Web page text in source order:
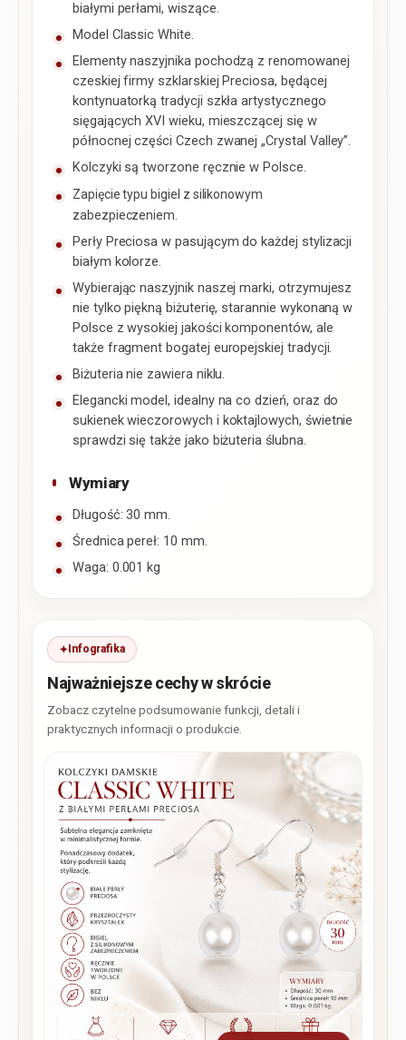
białymi perłami, wiszące.
Model Classic White.
Elementy naszyjnika pochodzą z renomowanej
czeskiej firmy szklarskiej Preciosa, będącej
kontynuatorką tradycji szkła artystycznego
sięgających XVI wieku, mieszczącej się w
północnej części Czech zwanej „Crystal Valley”.
Kolczyki są tworzone ręcznie w Polsce.
Zapięcie typu bigiel z silikonowym
zabezpieczeniem.
Perły Preciosa w pasującym do każdej stylizacji
białym kolorze.
Wybierając naszyjnik naszej marki, otrzymujesz
nie tylko piękną biżuterię, starannie wykonaną w
Polsce z wysokiej jakości komponentów, ale
także fragment bogatej europejskiej tradycji.
Biżuteria nie zawiera niklu.
Elegancki model, idealny na co dzień, oraz do
sukienek wieczorowych i koktajlowych, świetnie
sprawdzi się także jako biżuteria ślubna.
Wymiary
Długość: 30 mm.
Średnica pereł: 10 mm.
Waga: 0.001 kg
Infografika
Najważniejsze cechy w skrócie
Zobacz czytelne podsumowanie funkcji, detali i
praktycznych informacji o produkcie.